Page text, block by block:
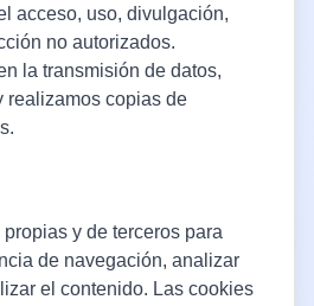
acceso, uso, divulgación,
no autorizados.
la transmisión de datos,
realizamos copias de
y de terceros para
de navegación, analizar
el contenido. Las cookies